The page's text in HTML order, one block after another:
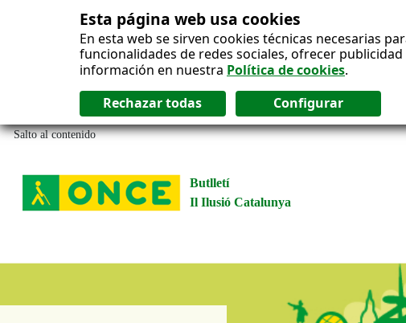
Esta página web usa cookies
En esta web se sirven cookies técnicas necesarias
funcionalidades de redes sociales, ofrecer
información en nuestra Política de cookies.
Salto al contenido
Butlletí
Il Ilusió Catalunya